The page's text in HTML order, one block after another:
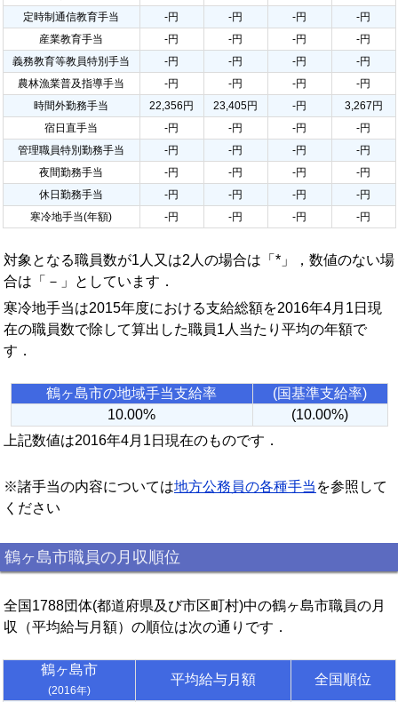
定時制通信教育手当
-円 -円 -円
-円
産業教育手当
-円 -円 -円
-円
義務教育等教員特別手当
-円 -円 -円
-円
農林漁業普及指導手当
-円 -円 -円
-円
時間外勤務手当
22,356円 23,405円 -円
3,267円
宿日直手当
-円 -円 -円
-円
管理職員特別勤務手当
-円 -円 -円
-円
夜間勤務手当
-円 -円 -円
-円
休日勤務手当
-円 -円 -円
-円
寒冷地手当(年額)
-円 -円 -円 -円
対象となる職員数が1人又は2人の場合は「*」，数値のない場
合は「－」としています．
寒冷地手当は2015年度における支給総額を2016年4月1日現
在の職員数で除して算出した職員1人当たり平均の年額で
す．
鶴ヶ島市の地域手当支給率
(国基準支給率)
10.00%
(10.00%)
上記数値は2016年4月1日現在のものです．
※諸手当の内容については地方公務員の各種手当 を参照して
ください
鶴ヶ島市職員の月収順位
全国1788団体(都道府県及び市区町村)中の鶴ヶ島市職員の月
収（平均給与月額）の順位は次の通りです．
鶴ヶ島市
(2016年)
平均給与月額 全国順位